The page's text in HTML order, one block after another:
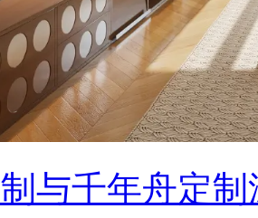
与千年舟定制